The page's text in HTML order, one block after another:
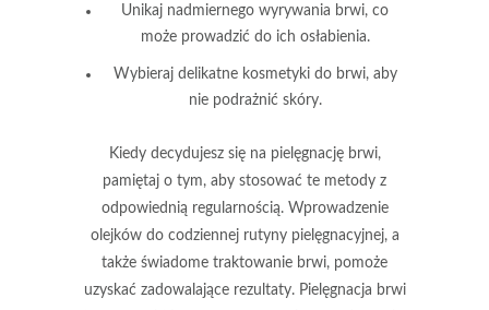
Unikaj nadmiernego wyrywania brwi, co
może prowadzić do ich osłabienia.
Wybieraj delikatne kosmetyki do brwi, aby
nie podrażnić skóry.
Kiedy decydujesz się na pielęgnację brwi,
pamiętaj o tym, aby stosować te metody z
odpowiednią regularnością. Wprowadzenie
olejków do codziennej rutyny pielęgnacyjnej, a
także świadome traktowanie brwi, pomoże
uzyskać zadowalające rezultaty. Pielęgnacja brwi